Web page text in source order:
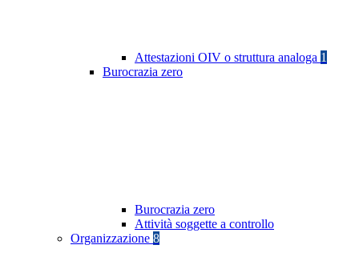
Attestazioni OIV o struttura analoga 1
Burocrazia zero
Burocrazia zero
Attività soggette a controllo
Organizzazione 8